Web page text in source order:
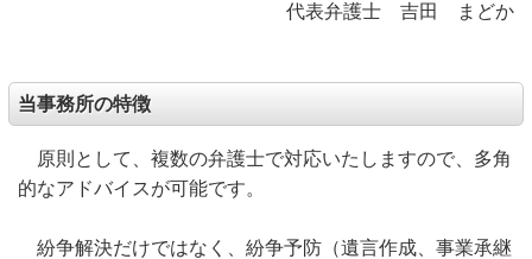
代表弁護士 吉田 まどか
当事務所の特徴
原則として、複数の弁護士で対応いたしますので、多角
的なアドバイスが可能です。
紛争解決だけではなく、紛争予防（遺言作成、事業承継